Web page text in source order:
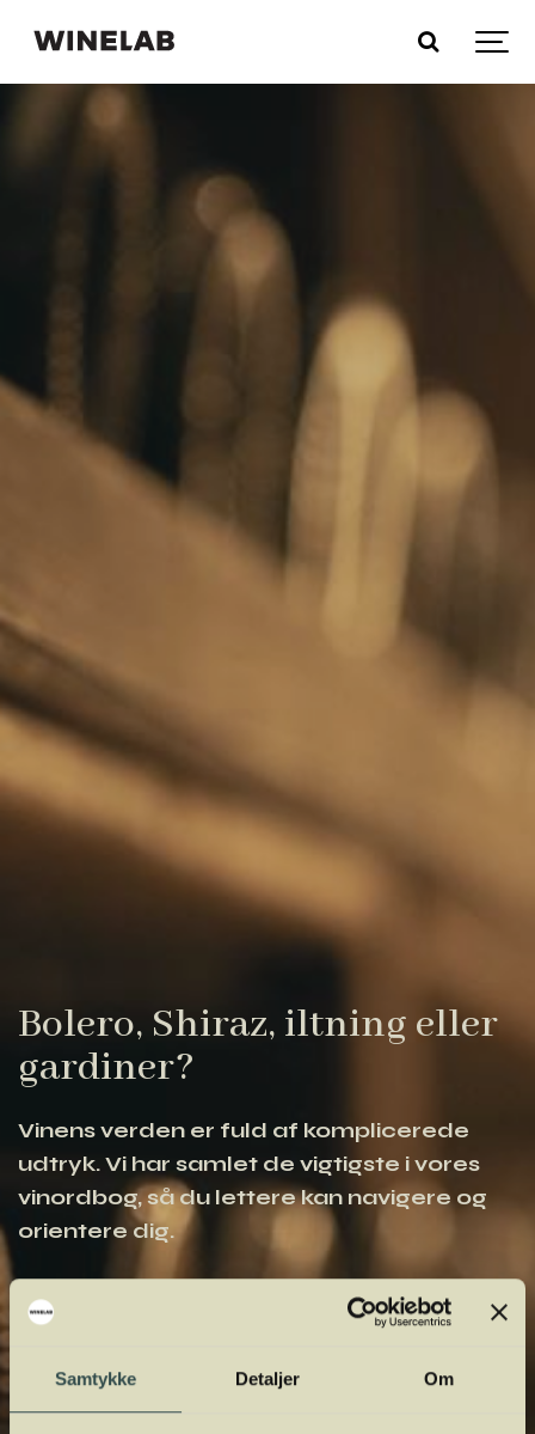
Samtykke Detaljer Om
Bolero, Shiraz, iltning eller
gardiner?
Vinens verden er fuld af komplicerede
udtryk. Vi har samlet de vigtigste i vores
vinordbog, så du lettere kan navigere og
orientere dig.